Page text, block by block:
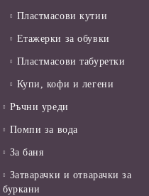
Пластмасови кутии
Етажерки за обувки
Пластмасови табуретки
Купи, кофи и легени
Ръчни уреди
Помпи за вода
За баня
Затварачки и отварачки за
буркани